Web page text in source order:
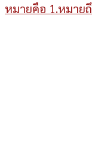
หมายคือ 1.หมาย